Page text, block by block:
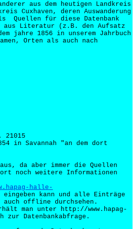
aus dem heutigen Landkreis
Cuxhaven, deren Auswanderung
Quellen für diese Datenbank
aus Literatur (z.B. den Aufsatz
jahre 1856 in unserem Jahrbuch
Orten als auch nach
21015
in Savannah "an dem dort
da aber immer die Quellen
noch weitere Informationen
halle-
kann und alle Einträge
offline durchsehen.
man unter http://www.hapag-
zur Datenbankabfrage.